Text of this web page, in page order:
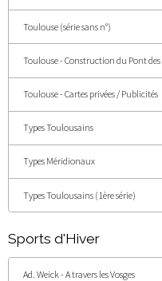
Toulouse (série sans n°)
Toulouse - Construction du Pont
Toulouse - Cartes privées / Publicités
Types Toulousains
Types Méridionaux
Types Toulousains (1ère série)
Sports d'Hiver
Ad. Weick - A travers les Vosges